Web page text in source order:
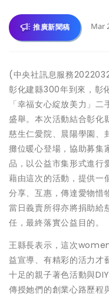
推廣新聞稿 Mar
(中央社訊息服務
彰化建縣300年到來，彰
「幸福女心綻放美力」
盛舉。本次活動結合彰化
慈生仁愛院、晨陽學園、
攤位暖心登場，協助募集
品，以公益市集形式進行
藉由這次的活動，提供一
分享、互惠，傳達愛物惜
當日義賣所得亦將捐助給
任，最終落實公益目的。
王縣長表示，這次
益宣導、有精彩的活力才
十足的親子著色活動與
傳授她們的創業心路歷程